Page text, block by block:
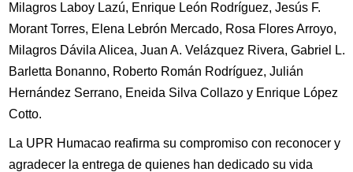
Milagros Laboy Lazú, Enrique León Rodríguez, Jesús F.
Morant Torres, Elena Lebrón Mercado, Rosa Flores Arroyo,
Milagros Dávila Alicea, Juan A. Velázquez Rivera, Gabriel L.
Barletta Bonanno, Roberto Román Rodríguez, Julián
Hernández Serrano, Eneida Silva Collazo y Enrique López
Cotto.
La UPR Humacao reafirma su compromiso con reconocer y
agradecer la entrega de quienes han dedicado su vida